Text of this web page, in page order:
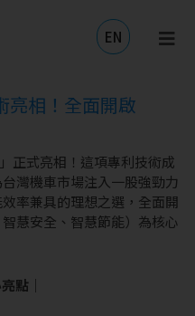
EN
亮相！全面開啟
正式亮相！這項專利技術成
灣機車市場注入一股強勁力
率兼具的理想之選，全面開
慧安全、智慧節能）為核心
點｜